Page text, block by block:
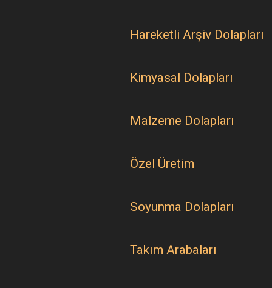
Hareketli Arşiv Dolapları
Kimyasal Dolapları
Malzeme Dolapları
Özel Üretim
Soyunma Dolapları
Takım Arabaları